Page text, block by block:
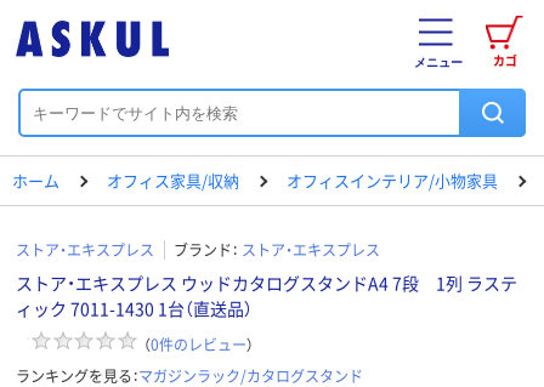
カゴ
メニュー
ホーム オフィス家具/収納 オフィスインテリア/小物家具
ストア・エキスプレス ブランド： ストア・エキスプレス
ストア・エキスプレス ウッドカタログスタンドA4 7段 1列 ラステ
ィック 7011-1430 1台（直送品）
（0件のレビュー）
ランキングを見る：マガジンラック/カタログスタンド